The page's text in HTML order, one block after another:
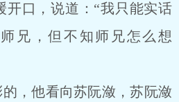
口，说道：“我只能实话
兄，但不知师兄怎么想
他看向苏阮潋，苏阮潋